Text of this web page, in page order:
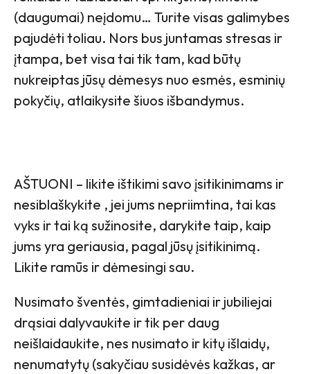
(daugumai) neįdomu… Turite visas galimybes
pajudėti toliau. Nors bus juntamas stresas ir
įtampa, bet visa tai tik tam, kad būtų
nukreiptas jūsų dėmesys nuo esmės, esminių
pokyčių, atlaikysite šiuos išbandymus.
AŠTUONI – likite ištikimi savo įsitikinimams ir
nesiblaškykite , jei jums nepriimtina, tai kas
vyks ir tai ką sužinosite, darykite taip, kaip
jums yra geriausia, pagal jūsų įsitikinimą.
Likite ramūs ir dėmesingi sau.
Nusimato šventės, gimtadieniai ir jubiliejai
drąsiai dalyvaukite ir tik per daug
neišlaidaukite, nes nusimato ir kitų išlaidų,
nenumatytų (sakyčiau susidėvės kažkas, ar